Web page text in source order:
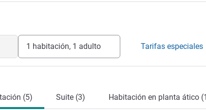
1 habitación, 1 adulto Tarifas especiales
(5) Suite (3) Habitación en planta ático